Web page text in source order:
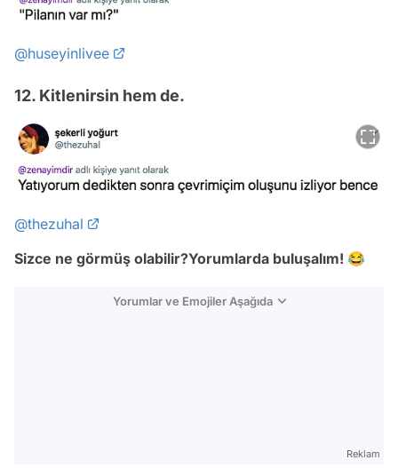
@huseyinlivee
12. Kitlenirsin hem de.
@thezuhal
Sizce ne görmüş olabilir?Yorumlarda buluşalım! 😂
Yorumlar ve Emojiler Aşağıda
Reklam